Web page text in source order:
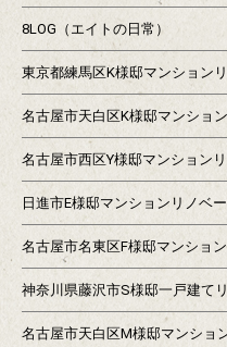
8LOG（エイトの日常）
東京都練馬区K様邸マンション
名古屋市天白区K様邸マンショ
名古屋市西区Y様邸マンション
日進市E様邸マンションリノベ
名古屋市名東区F様邸マンショ
神奈川県藤沢市S様邸一戸建て
名古屋市天白区M様邸マンショ